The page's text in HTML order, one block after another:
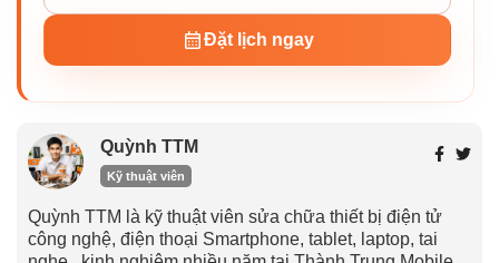
Đặt lịch ngay
Quỳnh TTM
Kỹ thuật viên
Quỳnh TTM là kỹ thuật viên sửa chữa thiết bị điện tử
công nghệ, điện thoại Smartphone, tablet, laptop, tai